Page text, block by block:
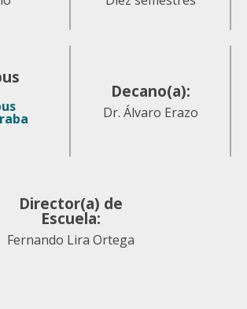
Decano(a):
Dr. Álvaro Erazo
Director(a) de
Escuela:
Fernando Lira Ortega